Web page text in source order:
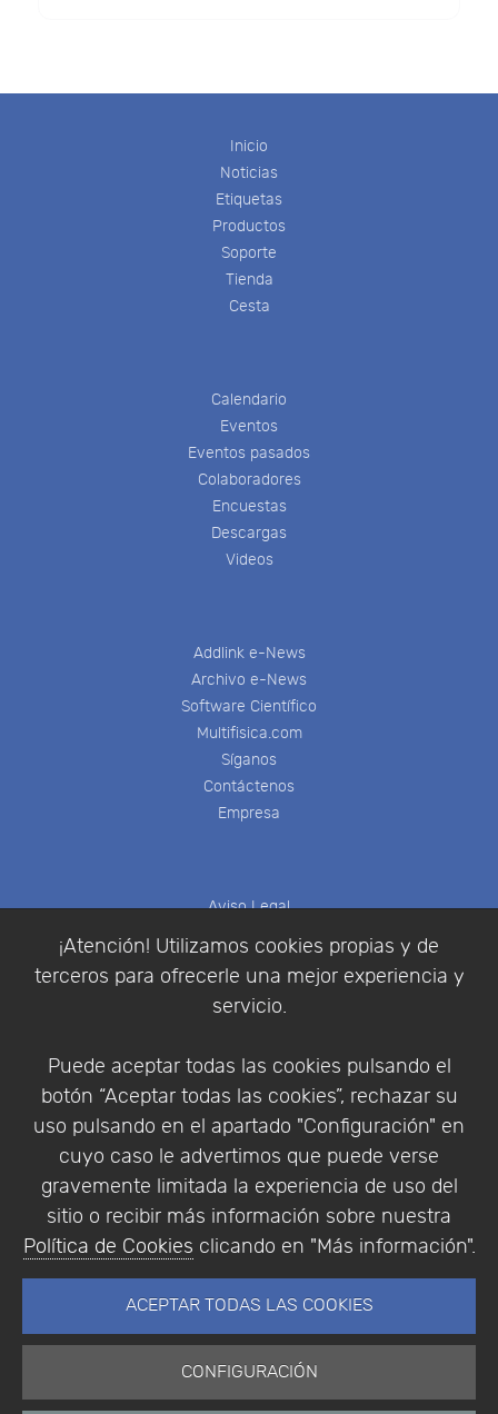
¡Atención! Utilizamos cookies propias y de
terceros para ofrecerle una mejor experiencia y
servicio.
Puede aceptar todas las cookies pulsando el
botón “Aceptar todas las cookies”, rechazar su
uso pulsando en el apartado "Configuración" en
cuyo caso le advertimos que puede verse
gravemente limitada la experiencia de uso del
sitio o recibir más información sobre nuestra
Política de Cookies clicando en "Más información".
ACEPTAR TODAS LAS COOKIES
CONFIGURACIÓN
Inicio
Noticias
Etiquetas
Productos
Soporte
Tienda
Cesta
Calendario
Eventos
Eventos pasados
Colaboradores
Encuestas
Descargas
Videos
Addlink e-News
Archivo e-News
Software Científico
Multifisica.com
Síganos
Contáctenos
Empresa
Aviso Legal
Condiciones de compra
Identificarse
Empresa|Aviso Legal| Política de Privacidad |
Política de Cookies
© Copyright 1994 - 2026. Addlink Software
Científico, S.L.
Portugal.